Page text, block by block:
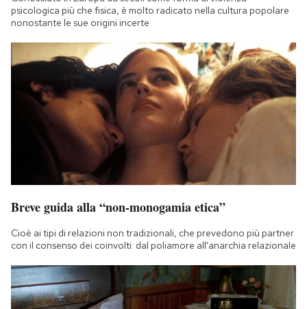
psicologica più che fisica, è molto radicato nella cultura popolare
nonostante le sue origini incerte
Breve guida alla “non-monogamia etica”
Cioè ai tipi di relazioni non tradizionali, che prevedono più partner
con il consenso dei coinvolti: dal poliamore all'anarchia relazionale